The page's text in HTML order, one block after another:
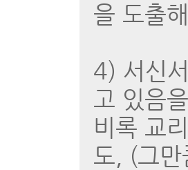
을 도출
4) 서신
고 있음
비록 교
도, (그